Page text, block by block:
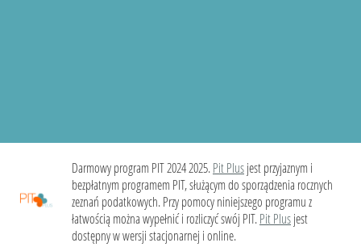
Darmowy program PIT 2024 2025.Pit Plusjest przyjaznym i
bezpłatnym programem PIT, służącym do sporządzenia rocznych
zeznań podatkowych. Przy pomocy niniejszego programu z
łatwością można wypełnić i rozliczyć swój PIT.Pit Plusjest
dostępny w wersji stacjonarnej i online.